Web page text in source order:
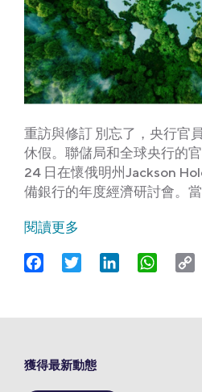
重訪與修訂 別忘了，央行官
休假。聯儲局和全球央行的
24 日在懷俄明州Jackson
備銀行的年度經濟研討會。
閱讀更多
FacebookTwitter LinkedIn
獲得最新動態